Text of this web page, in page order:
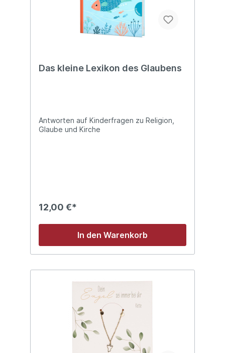
Das kleine Lexikon des Glaubens
Antworten auf Kinderfragen zu Religion,
Glaube und Kirche
12,00 €*
In den Warenkorb